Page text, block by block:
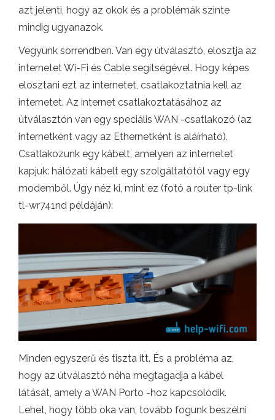
azt jelenti, hogy az okok és a problémák szinte
mindig ugyanazok.
Vegyünk sorrendben. Van egy útválasztó, elosztja az
internetet Wi-Fi és Cable segítségével. Hogy képes
elosztani ezt az internetet, csatlakoztatnia kell az
internetet. Az internet csatlakoztatásához az
útválasztón van egy speciális WAN -csatlakozó (az
internetként vagy az Ethernetként is aláírható).
Csatlakozunk egy kábelt, amelyen az internetet
kapjuk: hálózati kábelt egy szolgáltatótól vagy egy
modemből. Úgy néz ki, mint ez (fotó a router tp-link
tl-wr741nd példáján):
Minden egyszerű és tiszta itt. És a probléma az,
hogy az útválasztó néha megtagadja a kábel
látását, amely a WAN Porto -hoz kapcsolódik.
Lehet, hogy több oka van, tovább fogunk beszélni